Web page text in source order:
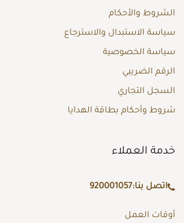
الشروط والأحكام
سياسة الاستبدال والاسترجاع
سياسة الخصوصية
الرقم الضريبي
السجل التجاري
شروط وأحكام بطاقة الهدايا
خدمة العملاء
اتصل بنا:920001057
أوقات العمل